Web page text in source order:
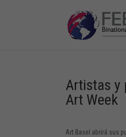
Artistas y
Art Week
Art Basel abrirá sus